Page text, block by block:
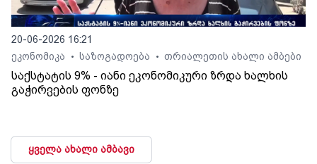
20-06-2026 16:21
ეკონომიკა
• საზოგადოება • თრიალეთის ახალი ამბები
საქსტატის 9% - იანი ეკონომიკური ზრდა ხალხის
გაჭირვების ფონზე
ყველა ახალი ამბავი